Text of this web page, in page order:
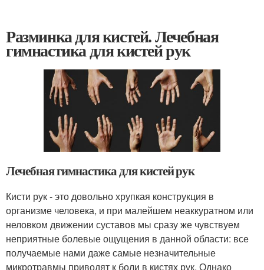
Разминка для кистей. Лечебная
гимнастика для кистей рук
Лечебная гимнастика для кистей рук
Кисти рук - это довольно хрупкая конструкция в
организме человека, и при малейшем неаккуратном или
неловком движении суставов мы сразу же чувствуем
неприятные болевые ощущения в данной области: все
получаемые нами даже самые незначительные
микротравмы приводят к боли в кистях рук. Однако